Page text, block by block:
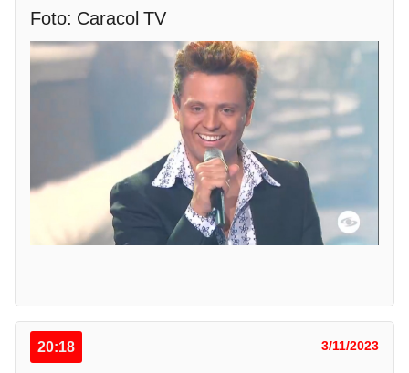
Foto: Caracol TV
20:18 3/11/2023